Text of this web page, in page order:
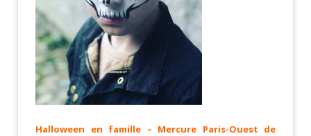
Halloween en famille – Mercure Paris-Ouest de